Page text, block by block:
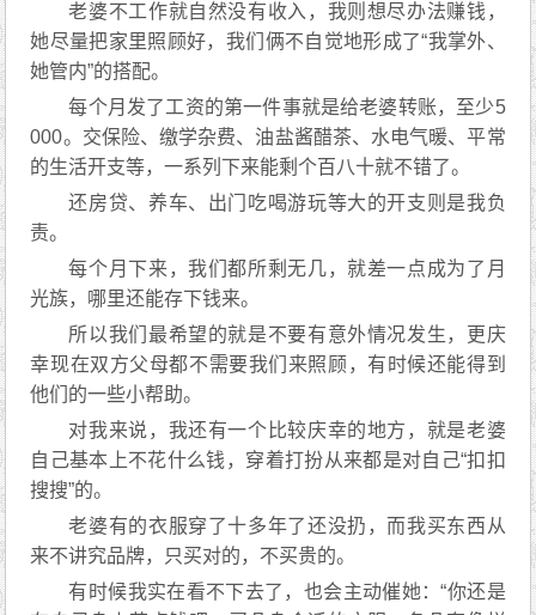
老婆不工作就自然没有收入，我则想尽办法赚钱，
她尽量把家里照顾好，我们俩不自觉地形成了“我掌外、
她管内”的搭配。
每个月发了工资的第一件事就是给老婆转账，至少5
000。交保险、缴学杂费、油盐酱醋茶、水电气暖、平常
的生活开支等，一系列下来能剩个百八十就不错了。
还房贷、养车、出门吃喝游玩等大的开支则是我负
责。
每个月下来，我们都所剩无几，就差一点成为了月
光族，哪里还能存下钱来。
所以我们最希望的就是不要有意外情况发生，更庆
幸现在双方父母都不需要我们来照顾，有时候还能得到
他们的一些小帮助。
对我来说，我还有一个比较庆幸的地方，就是老婆
自己基本上不花什么钱，穿着打扮从来都是对自己“扣扣
搜搜”的。
老婆有的衣服穿了十多年了还没扔，而我买东西从
来不讲究品牌，只买对的，不买贵的。
有时候我实在看不下去了，也会主动催她：“你还是